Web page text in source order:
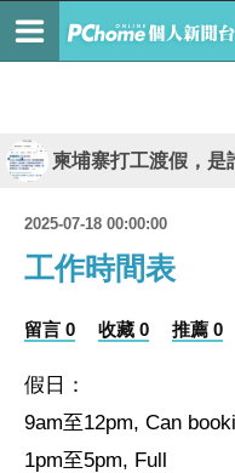
柬埔寨打工渡假，是
2025-07-18 00:00:00
工作時間表
留言 0 收藏 0 推薦 0
假日：
9am至12pm, Can
1pm至5pm, Full